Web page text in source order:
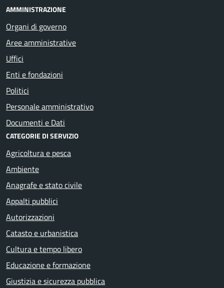
AMMINISTRAZIONE
Organi di governo
Aree amministrative
Uffici
Enti e fondazioni
Politici
Personale amministrativo
Documenti e Dati
CATEGORIE DI SERVIZIO
Agricoltura e pesca
Ambiente
Anagrafe e stato civile
Appalti pubblici
Autorizzazioni
Catasto e urbanistica
Cultura e tempo libero
Educazione e formazione
Giustizia e sicurezza pubblica